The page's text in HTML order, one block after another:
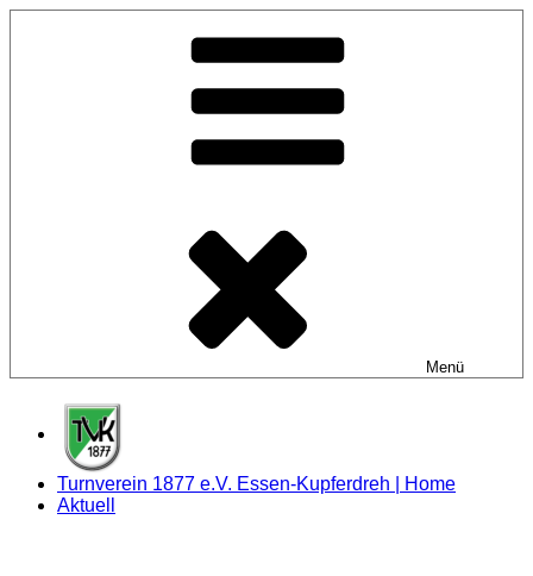
Menü
Turnverein 1877 e.V. Essen-Kupferdreh | Home
Aktuell